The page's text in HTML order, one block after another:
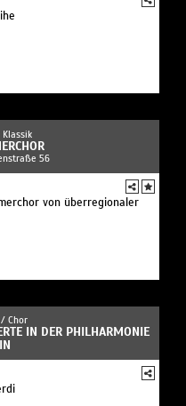
Klassik
56
von überregionaler
/ Chor
IN DER PHILHARMONIE